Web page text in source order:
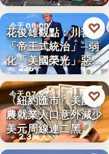
今天 08:00
美國政治
225
花俊雄觀點：川普
「帝王式統治」─弱
化「美國榮光」惡化
「民…
♡
今天 07:57
財經匯市
2.3萬人
〈紐約匯市〉美國非
農就業人口意外減少
美元周線連二黑
♡